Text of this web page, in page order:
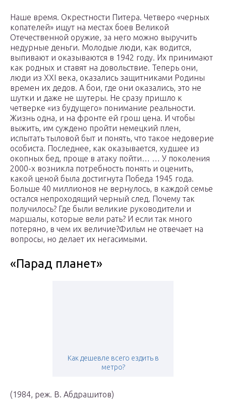
Наше время. Окрестности Питера. Четверо «черных
копателей» ищут на местах боев Великой
Отечественной оружие, за него можно выручить
недурные деньги. Молодые люди, как водится,
выпивают и оказываются в 1942 году. Их принимают
как родных и ставят на довольствие. Теперь они,
люди из XXI века, оказались защитниками Родины
времен их дедов. А бои, где они оказались, это не
шутки и даже не шутеры. Не сразу пришло к
четверке «из будущего» понимание реальности.
Жизнь одна, и на фронте ей грош цена. И чтобы
выжить, им суждено пройти немецкий плен,
испытать тыловой быт и понять, что такое недоверие
особиста. Последнее, как оказывается, худшее из
окопных бед, проще в атаку пойти… … У поколения
2000-х возникла потребность понять и оценить,
какой ценой была достигнута Победа 1945 года.
Больше 40 миллионов не вернулось, в каждой семье
остался непроходящий черный след. Почему так
получилось? Где были великие руководители и
маршалы, которые вели рать? И если так много
потеряно, в чем их величие?Фильм не отвечает на
вопросы, но делает их негасимыми.
«Парад планет»
Как дешевле всего ездить в
метро?
(1984, реж. В. Абдрашитов)